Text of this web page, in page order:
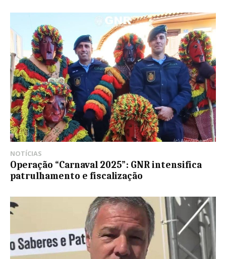
NOTÍCIAS
Operação “Carnaval 2025”: GNR intensifica
patrulhamento e fiscalização